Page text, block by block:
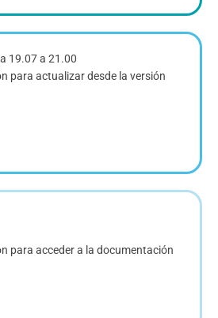
19.07 a 21.00
para actualizar desde la versión
para acceder a la documentación